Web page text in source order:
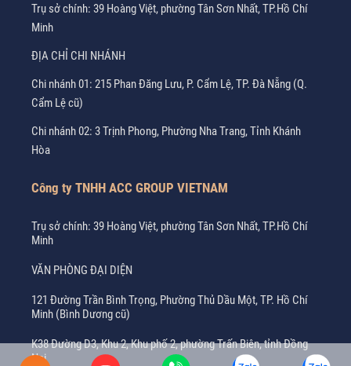
Trụ sở chính: 39 Hoàng Việt, phường Tân Sơn Nhất, TP.Hồ Chí
Minh
ĐỊA CHỈ CHI NHÁNH
Chi nhánh 01: 215 Phan Đăng Lưu, P. Cẩm Lệ, TP. Đà Nẵng (Q.
Cẩm Lệ cũ)
Chi nhánh 02: 3 Trịnh Phong, Phường Nha Trang, Tỉnh Khánh
Hòa
Công ty TNHH ACC GROUP VIETNAM
Trụ sở chính: 39 Hoàng Việt, phường Tân Sơn Nhất, TP.Hồ Chí
Minh
VĂN PHÒNG ĐẠI DIỆN
121 Đường Trần Bình Trọng, Phường Thủ Dầu Một, TP. Hồ Chí
Minh (Bình Dương cũ)
K38 Đường D3, Khu 2, Khu phố 2, phường Trấn Biên, tỉnh Đồng
Nai